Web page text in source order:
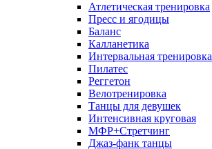
Атлетическая тренировка
Пресс и ягодицы
Баланс
Калланетика
Интервальная тренировка
Пилатес
Реггетон
Велотренировка
Танцы для девушек
Интенсивная круговая
МФР+Стретчинг
Джаз-фанк танцы